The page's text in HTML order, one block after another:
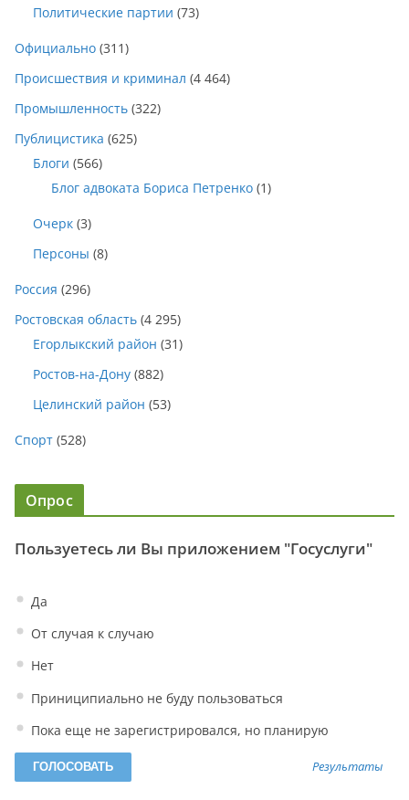
Политические партии (73)
Официально (311)
Происшествия и криминал (4 464)
Промышленность (322)
Публицистика (625)
Блоги (566)
Блог адвоката Бориса Петренко (1)
Очерк (3)
Персоны (8)
Россия (296)
Ростовская область (4 295)
Егорлыкский район (31)
Ростов-на-Дону (882)
Целинский район (53)
Спорт (528)
Опрос
Пользуетесь ли Вы приложением "Госуслуги"
Да
От случая к случаю
Нет
Приниципиально не буду пользоваться
Пока еще не зарегистрировался, но планирую
Результаты